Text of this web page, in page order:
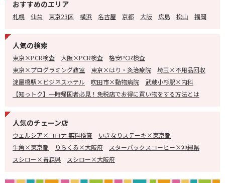
おすすめのエリア
札幌 仙台 東京23区 横浜 名古屋 京都 大阪 広島 松山 福岡
人気の検索
東京×PCR検査 大阪×PCR検査
格安PCR検査
東京×プログラミング教室
東京×はり・灸治療院
埼玉×不用品回収
淀屋橋駅×ビジネスホテル
吹田市×動物病院
武蔵小杉駅×内科
【知っトク】一時帰国者必見！免税店でお得に買い物をする方法とは
人気のチェーン店
ウェルシア×コロナ 無料検査
いきなりステーキ×東京都
牛角×東京都
りらくる×大阪府
スターバックスコーヒー×沖縄県
スシロー×青森県
スシロー×大阪府